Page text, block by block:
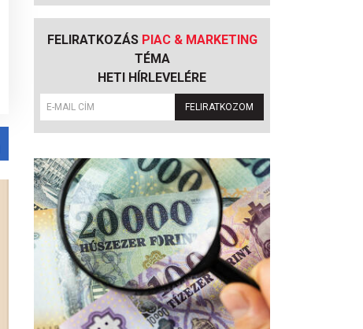
FELIRATKOZÁS PIAC & MARKETING
TÉMA
HETI HÍRLEVELÉRE
FELIRATKOZOM